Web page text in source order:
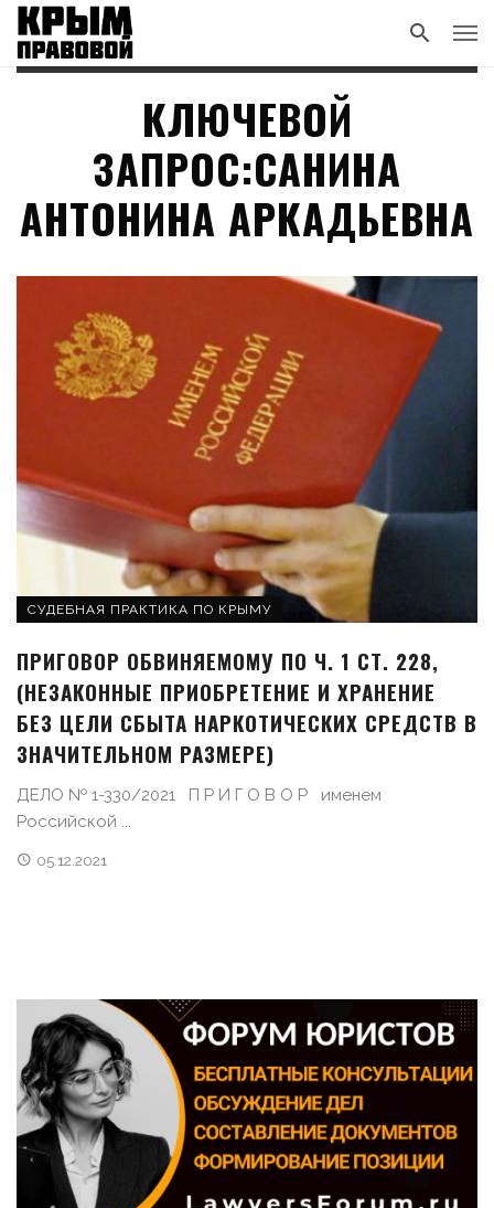
КЛЮЧЕВОЙ
ЗАПРОС:САНИНА
АНТОНИНА АРКАДЬЕВНА
СУДЕБНАЯ ПРАКТИКА ПО КРЫМУ
ПРИГОВОР ОБВИНЯЕМОМУ ПО Ч. 1 СТ. 228,
(НЕЗАКОННЫЕ ПРИОБРЕТЕНИЕ И ХРАНЕНИЕ
БЕЗ ЦЕЛИ СБЫТА НАРКОТИЧЕСКИХ СРЕДСТВ В
ЗНАЧИТЕЛЬНОМ РАЗМЕРЕ)
ДЕЛО № 1-330/2021 П Р И Г О В О Р именем
Российской ...
05.12.2021